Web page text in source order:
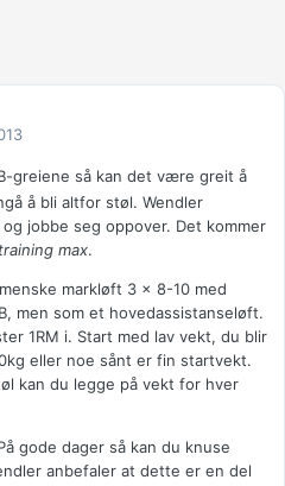
greiene så kan det være greit å
å bli altfor støl. Wendler
jobbe seg oppover. Det kommer
training max.
markløft 3 x 8-10 med
men som et hovedassistanseløft.
1RM i. Start med lav vekt, du blir
eller noe sånt er fin startvekt.
kan du legge på vekt for hver
gode dager så kan du knuse
anbefaler at dette er en del